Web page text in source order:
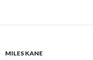
MILES KANE